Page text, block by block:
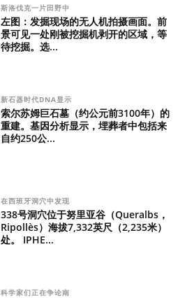
斯洛伐克一片田野中
左图：发掘现场的无人机拍摄画面。前
景可见一处刚被挖掘机剥开的区域，等
待挖掘。选...
新石器时代DNA显示
索尔苏姆巨石墓（约公元前3100年）的
重建。基因分析显示，埋葬者中包括来
自约250公...
在西班牙洞穴中发现
338号洞穴位于努里亚谷（Queralbs，
Ripollès）海拔7,332英尺（2,235米）
处。 IPHE...
科学家们正在争论南